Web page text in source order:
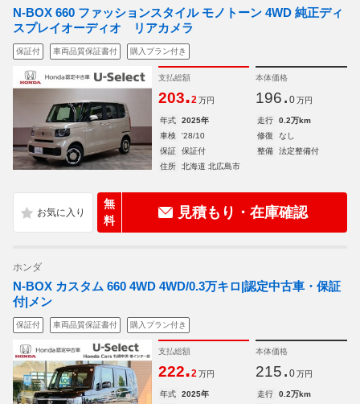
N-BOX 660 ファッションスタイル モノトーン 4WD 純正ディ
スプレイオーディオ リアカメラ
保証付 車両品質保証書付 購入プラン付き
支払総額
203.2 万円
本体価格
196. 0 万円
年式 2025年 走行
0.2万km
車検
'28/10 修復
なし
保証
保証付 整備
法定整備付
住所
北海道 北広島市
無
料
見積もり・在庫確認
ホンダ
N-BOX カスタム 660 4WD 4WD/0.3万キロ|認定中古車・保証
付|メン
保証付 車両品質保証書付 購入プラン付き
支払総額
222.2 万円
本体価格
215. 0 万円
年式 2025年 走行
0.2万km